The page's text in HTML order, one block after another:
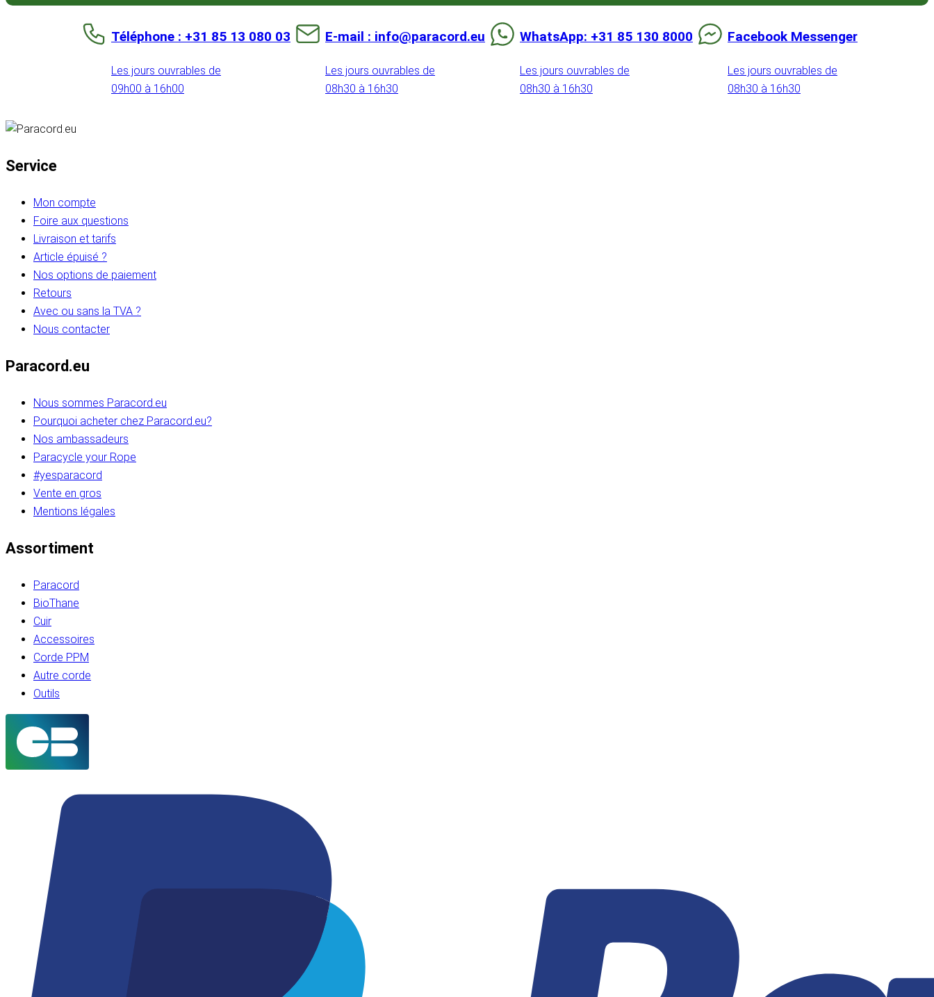
Téléphone : +31 85 13 080 03
Les jours ouvrables de
09h00 à 16h00
E-mail : info@paracord.eu
Les jours ouvrables de
08h30 à 16h30
WhatsApp: +31 85 130 8000
Les jours ouvrables de
08h30 à 16h30
Facebook Messenger
Les jours ouvrables de
08h30 à 16h30
Service
Mon compte
Foire aux questions
Livraison et tarifs
Article épuisé ?
Nos options de paiement
Retours
Avec ou sans la TVA ?
Nous contacter
Paracord.eu
Nous sommes Paracord.eu
Pourquoi acheter chez Paracord.eu?
Nos ambassadeurs
Paracycle your Rope
#yesparacord
Vente en gros
Mentions légales
Assortiment
Paracord
BioThane
Cuir
Accessoires
Corde PPM
Autre corde
Outils